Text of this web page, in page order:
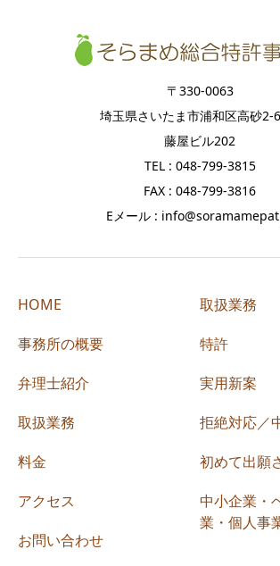
〒330-0063
埼玉県さいたま市浦和区高砂2-
藤屋ビル202
TEL : 048-799-3815
FAX : 048-799-3816
Eメール :
HOME
事務所の概要
弁理士紹介
取扱業務
料金
アクセス
お問い合わせ
取扱業務
特許
実用新案
拒絶対応／
初めて出願
中小企業・
業・個人事